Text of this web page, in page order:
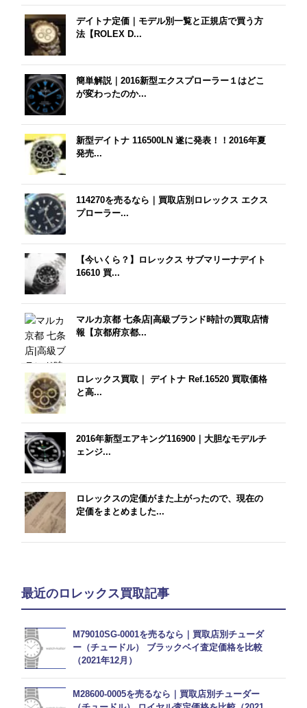
デイトナ定価｜モデル別一覧と正規店で買う方
法【ROLEX D...
簡単解説｜2016新型エクスプローラー１はどこ
が変わったのか...
新型デイトナ 116500LN 遂に発表！！2016年夏
発売...
114270を売るなら｜買取店別ロレックス エクス
プローラー...
【今いくら？】ロレックス サブマリーナデイト
16610 買...
マルカ京都 七条店|高級ブランド時計の買取店情
報【京都府京都...
ロレックス買取｜ デイトナ Ref.16520 買取価格
と高...
2016年新型エアキング116900｜大胆なモデルチ
ェンジ...
ロレックスの定価がまた上がったので、現在の
定価をまとめました...
最近のロレックス買取記事
M79010SG-0001を売るなら｜買取店別チューダ
ー（チュードル） ブラックベイ査定価格を比較
（2021年12月）
M28600-0005を売るなら｜買取店別チューダー